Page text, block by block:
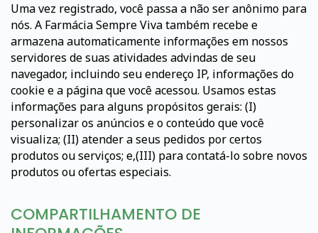
Uma vez registrado, você passa a não ser anônimo para
nós. A Farmácia Sempre Viva também recebe e
armazena automaticamente informações em nossos
servidores de suas atividades advindas de seu
navegador, incluindo seu endereço IP, informações do
cookie e a página que você acessou. Usamos estas
informações para alguns propósitos gerais: (I)
personalizar os anúncios e o conteúdo que você
visualiza; (II) atender a seus pedidos por certos
produtos ou serviços; e,(III) para contatá-lo sobre novos
produtos ou ofertas especiais.
COMPARTILHAMENTO DE